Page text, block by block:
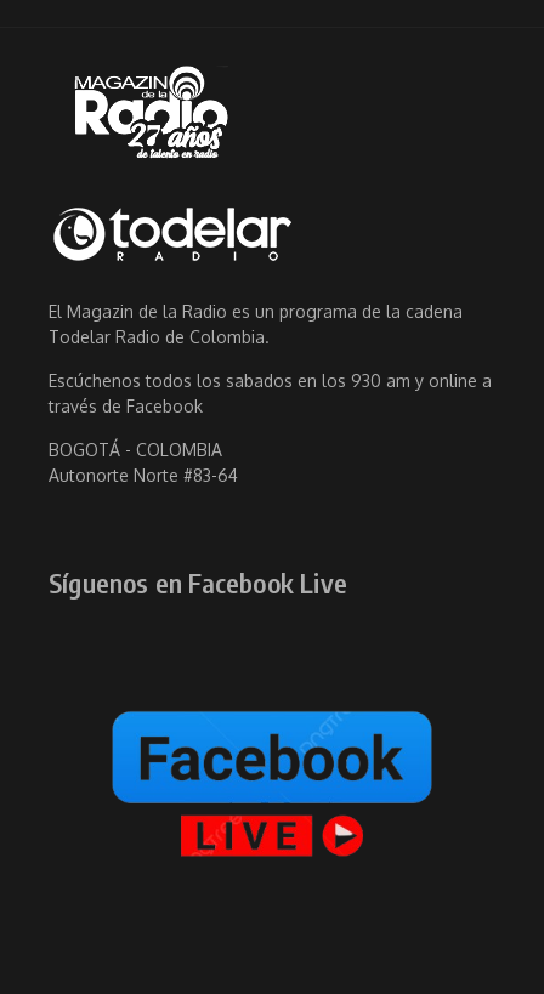
El Magazin de la Radio es un programa de la cadena
Todelar Radio de Colombia.
Escúchenos todos los sabados en los 930 am y online a
través de Facebook
BOGOTÁ - COLOMBIA
Autonorte Norte #83-64
Síguenos en Facebook Live